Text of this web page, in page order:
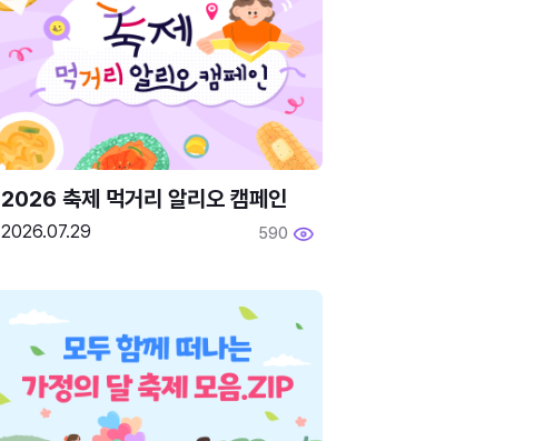
2026 축제 먹거리 알리오 캠페인
2026.07.29 590